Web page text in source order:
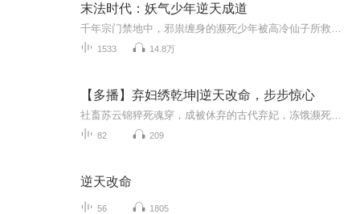
末法时代：妖气少年逆天成道
1533 14.8万
【多播】弃妇绣乾坤|逆天改命，步步惊心
82 209
逆天改命
56 1805